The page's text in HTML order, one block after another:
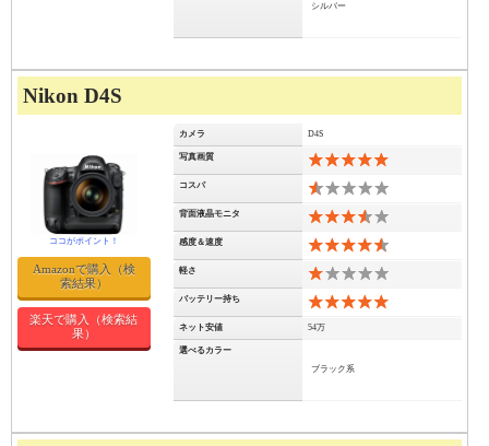
シルバー
Nikon D4S
カメラ D4S
写真画質
コスパ
背面液晶モニタ
感度＆速度
軽さ
バッテリー持ち
ネット安値 54万
選べるカラー
ブラック系
Amazonで購入（検
索結果）
楽天で購入（検索結
果）